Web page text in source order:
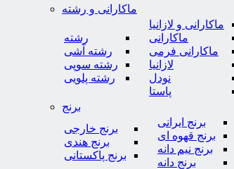
ماکارانی و رشته
ماکارانی و لازانیا
ماکارانی
ماکارانی فرمی
لازانیا
نودل
پاستا
رشته
رشته آشی
رشته سوپی
رشته پلویی
برنج
برنج ایرانی
برنج قهوه ای
برنج نیم دانه
برنج دانه
برنج خارجی
برنج هندی
برنج پاکستانی